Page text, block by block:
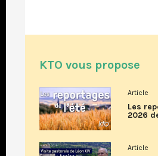
KTO vous propose
Article
Les
2026
Article